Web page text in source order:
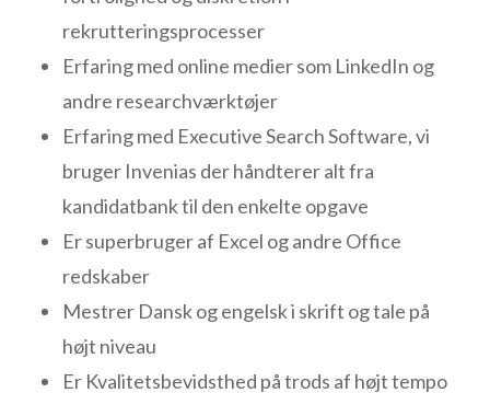
rekrutteringsprocesser
Erfaring med online medier som LinkedIn og
andre researchværktøjer
Erfaring med Executive Search Software, vi
bruger Invenias der håndterer alt fra
kandidatbank til den enkelte opgave
Er superbruger af Excel og andre Office
redskaber
Mestrer Dansk og engelsk i skrift og tale på
højt niveau
Er Kvalitetsbevidsthed på trods af højt tempo